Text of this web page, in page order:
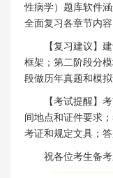
性病学）题库软件
全面复习各章节内
【复习建议】
框架；第二阶段分
段做历年真题和模
【考试提醒】
间地点和证件要求
考证和规定文具；
祝各位考生备